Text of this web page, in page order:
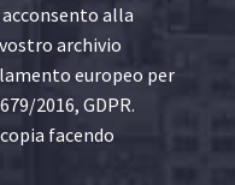
acconsento alla
archivio
europeo per
2016, GDPR.
facendo